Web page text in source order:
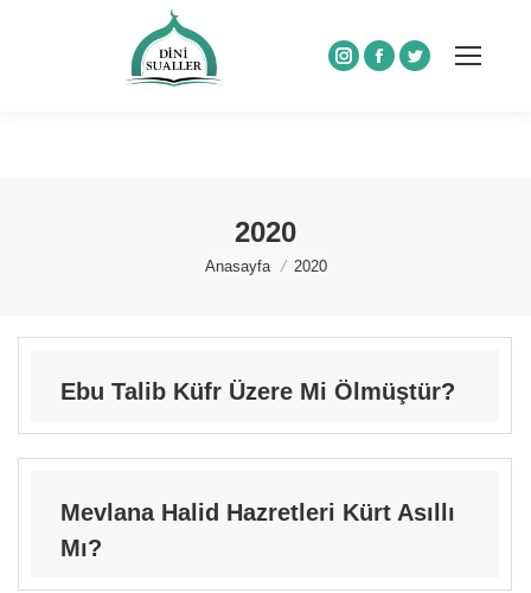
Instagram
Facebook
Twitter
2020
You are here:
Anasayfa 2020
Ebu Talib Küfr Üzere Mi Ölmüştür?
Mevlana Halid Hazretleri Kürt Asıllı
Mı?